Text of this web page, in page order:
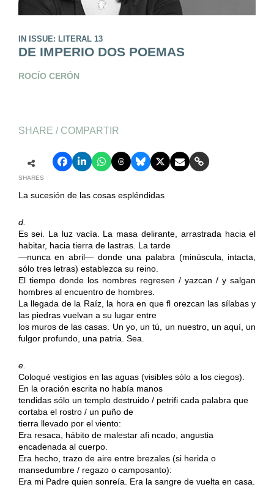
IN ISSUE: LITERAL 13
DE IMPERIO DOS POEMAS
ROCÍO CERÓN
SHARE / COMPARTIR
SHARES
La sucesión de las cosas espléndidas
d.
Es sei. La luz vacía. La masa delirante, arrastrada hacia el
habitar, hacia tierra de lastras. La tarde
—nunca en abril— donde una palabra (minúscula, intacta,
sólo tres letras) establezca su reino.
El tiempo donde los nombres regresen / yazcan / y salgan
hombres al encuentro de hombres.
La llegada de la Raíz, la hora en que fl orezcan las sílabas y
las piedras vuelvan a su lugar entre
los muros de las casas. Un yo, un tú, un nuestro, un aquí, un
fulgor profundo, una patria. Sea.
e.
Coloqué vestigios en las aguas (visibles sólo a los ciegos).
En la oración escrita no había manos
tendidas sólo un templo destruido / petrifi cada palabra que
cortaba el rostro / un puño de
tierra llevado por el viento:
Era resaca, hábito de malestar afi ncado, angustia
encadenada al cuerpo.
Era hecho, trazo de aire entre brezales (si herida o
mansedumbre / regazo o camposanto):
Era mi Padre quien sonreía. Era la sangre de vuelta en casa.